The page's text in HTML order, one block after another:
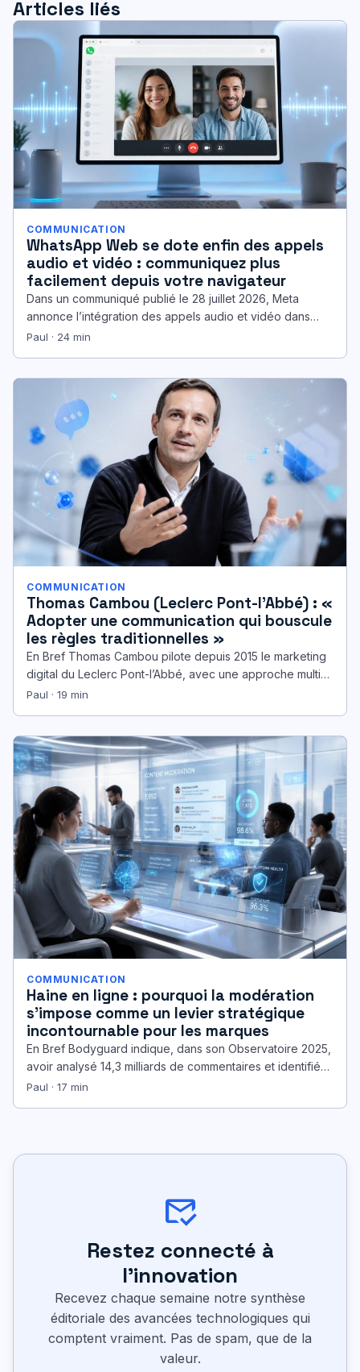
Articles liés
COMMUNICATION
WhatsApp Web se dote enfin des appels
audio et vidéo : communiquez plus
facilement depuis votre navigateur
Dans un communiqué publié le 28 juillet 2026, Meta
annonce l’intégration des appels audio et vidéo dans
WhatsApp Web, avec…
Paul · 24 min
COMMUNICATION
Thomas Cambou (Leclerc Pont-l’Abbé) : «
Adopter une communication qui bouscule
les règles traditionnelles »
En Bref Thomas Cambou pilote depuis 2015 le marketing
digital du Leclerc Pont-l’Abbé, avec une approche multi-
canal qui dépasse largement…
Paul · 19 min
COMMUNICATION
Haine en ligne : pourquoi la modération
s’impose comme un levier stratégique
incontournable pour les marques
En Bref Bodyguard indique, dans son Observatoire 2025,
avoir analysé 14,3 milliards de commentaires et identifié
182 millions de messages…
Paul · 17 min
mark_email_read
Restez connecté à
l'innovation
Recevez chaque semaine notre synthèse
éditoriale des avancées technologiques qui
comptent vraiment. Pas de spam, que de la
valeur.